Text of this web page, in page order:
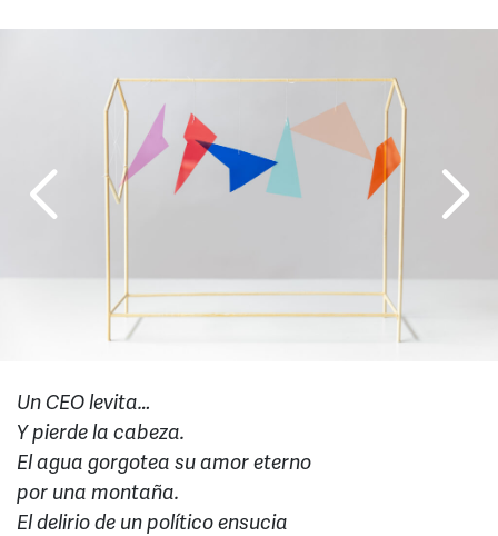
Un CEO levita…
Y pierde la cabeza.
El agua gorgotea su amor eterno
por una montaña.
El delirio de un político ensucia